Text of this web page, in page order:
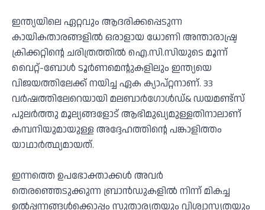
ഇന്ത്യയിലെ ഏറ്റവും ആദരിക്കപ്പെടുന്ന
കായികതാരങ്ങളില്‍ ഒരാളായ ധോണി അന്താരാഷ്ട്ര
ക്രിക്കറ്റിന്റെ ചരിത്രത്തില്‍ ഐ.സി.സിയുടെ മൂന്ന്
വൈറ്റ്-ബോള്‍ ടൂര്‍ണമെന്റുകളിലും ഇന്ത്യയെ
വിജയത്തിലേക്ക് നയിച്ച ഏക ക്യാപ്റ്റനാണ്. 33
വര്‍ഷത്തിലേറെയായി മലബാര്‍ഗോള്‍ഡ്& ഡയമണ്ട്‌സ്
പുലര്‍ത്തു മൂല്യങ്ങളോട് ആഭിമുഖ്യമുള്ളതിനാലാണ്
കമ്പനിയുമായുള്ള അദ്ദേഹത്തിന്റെ പങ്കാളിത്തം
യാഥാര്‍ത്ഥ്യമായത്.
ഇന്നത്തെ ഉപഭോക്താക്കള്‍ അവര്‍
തെരഞ്ഞെടുക്കുന്ന ബ്രാന്‍ഡുകളില്‍ നിന്ന് മികച്ച
ഉല്‍പ്പന്നങ്ങള്‍ക്കൊപ്പം സുതാര്യതയും വിശ്വാസ്യതയും